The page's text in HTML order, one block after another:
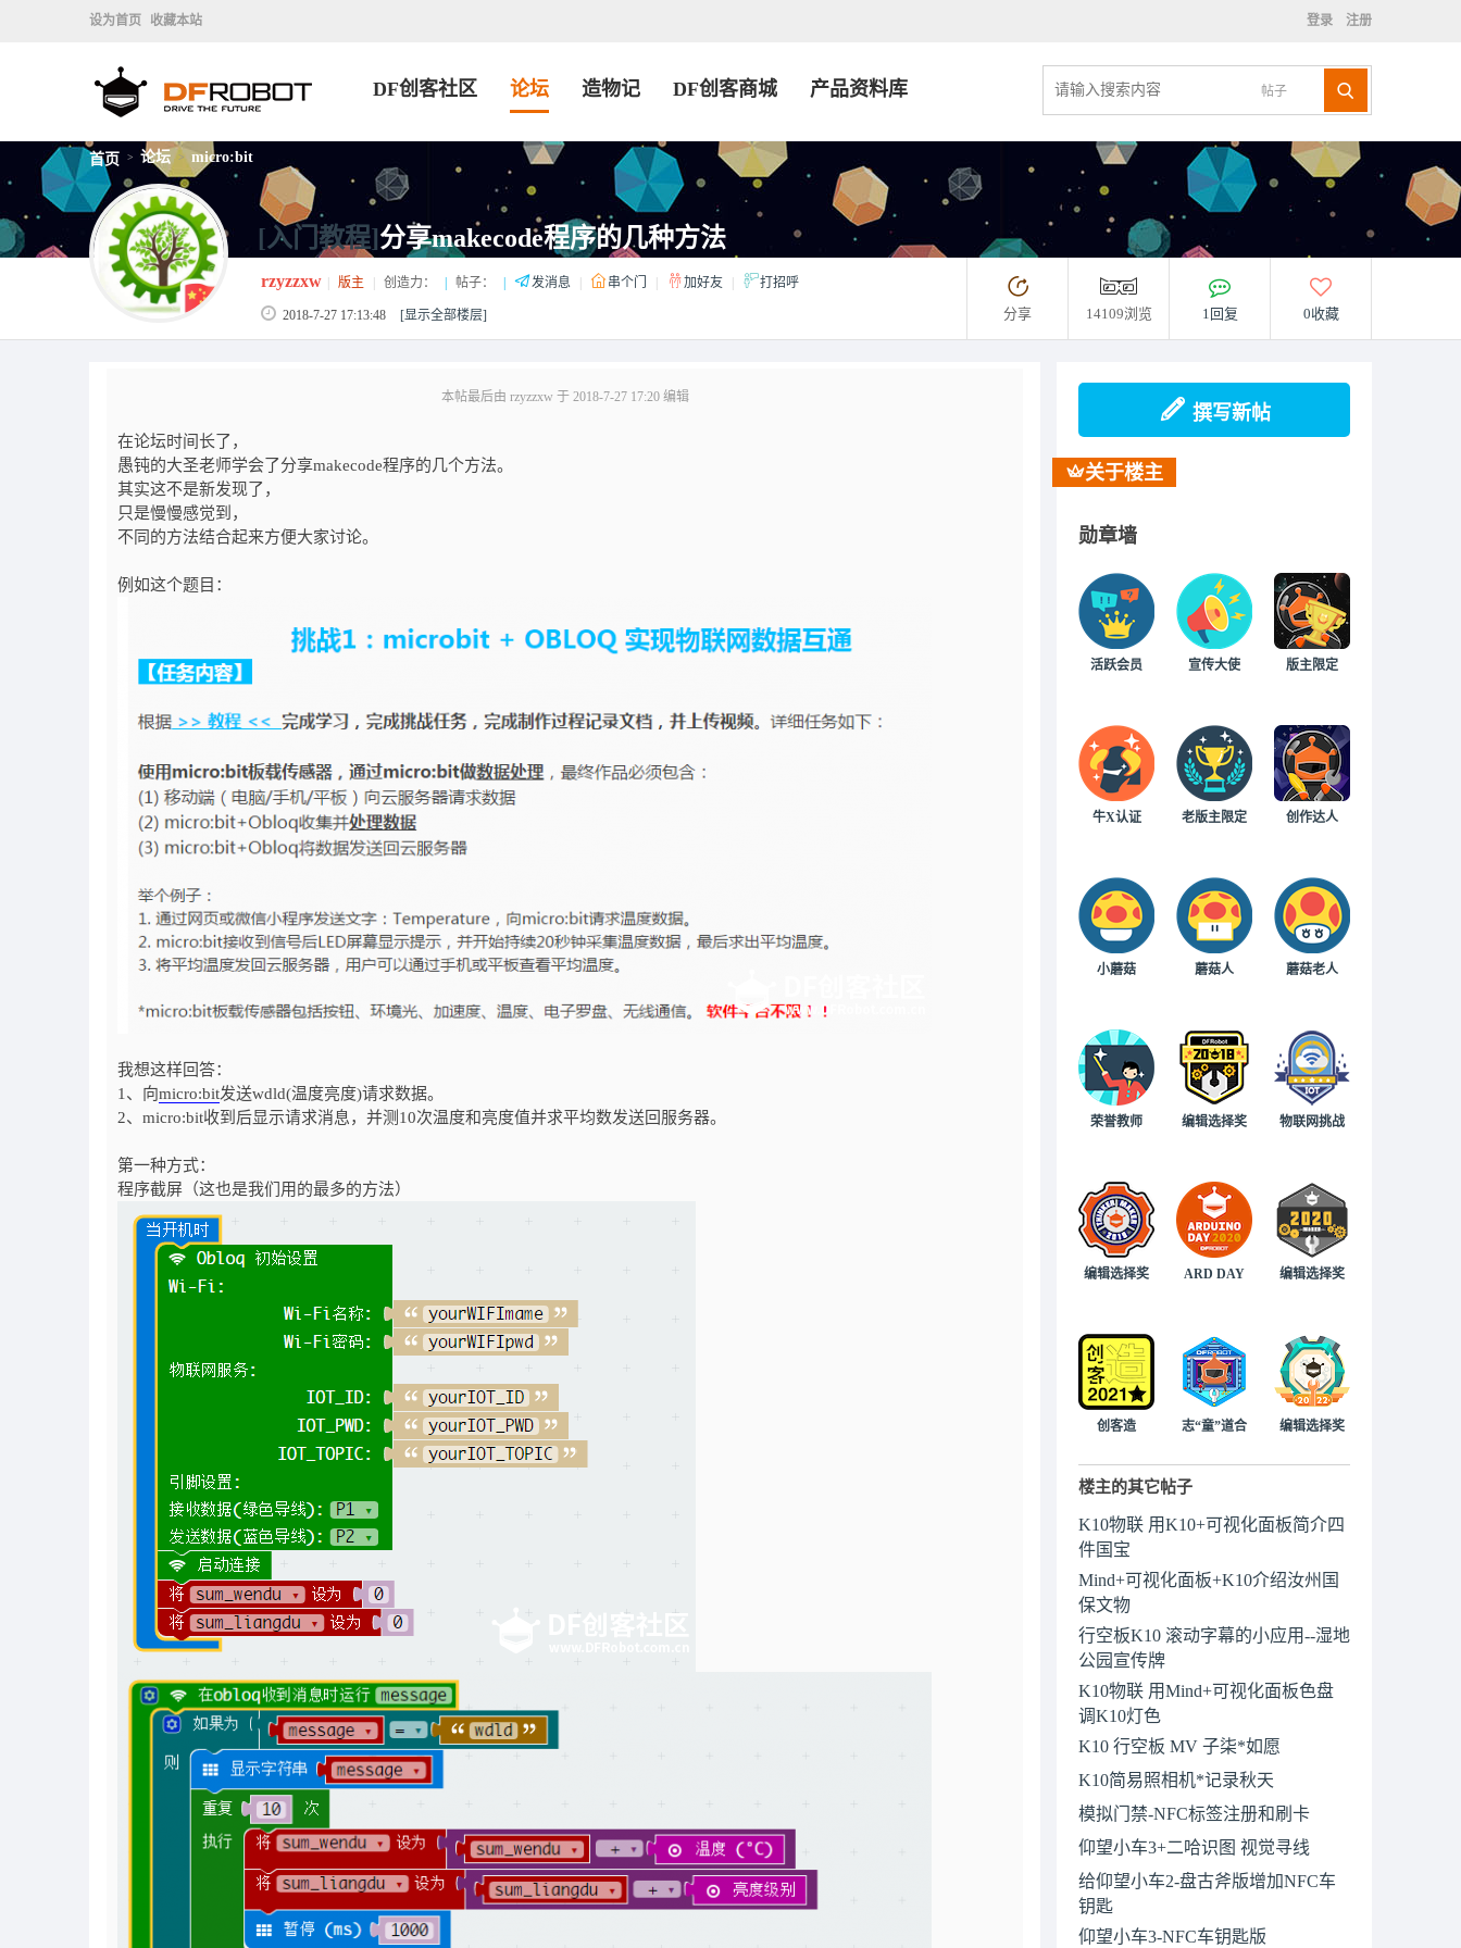
设为首页 收藏本站 登录 注册
帖子
DF创客社区 论坛 造物记 DF创客商城 产品资料库
首页 > 论坛 > micro:bit
[入门教程]分享makecode程序的几种方法
rzyzzxw 版主 创造力： 帖子： 发消息 串个门 加好友 打招呼
2018-7-27 17:13:48 [显示全部楼层] 分享 14109浏览 1回复 0收藏
本帖最后由 rzyzzxw 于 2018-7-27 17:20 编辑
在论坛时间长了，
愚钝的大圣老师学会了分享makecode程序的几个方法。
其实这不是新发现了，
只是慢慢感觉到，
不同的方法结合起来方便大家讨论。
例如这个题目：
我想这样回答：
1、向micro:bit发送wdld(温度亮度)请求数据。
2、micro:bit收到后显示请求消息，并测10次温度和亮度值并求平均数发送回服务器。
第一种方式：
程序截屏（这也是我们用的最多的方法）
撰写新帖
关于楼主
勋章墙
活跃会员 宣传大使 版主限定
牛X认证 老版主限定 创作达人
小蘑菇 蘑菇人 蘑菇老人
荣誉教师 编辑选择奖 物联网挑战
编辑选择奖 ARD DAY 编辑选择奖
创客造 志“童”道合 编辑选择奖
楼主的其它帖子
K10物联 用K10+可视化面板简介四
件国宝
Mind+可视化面板+K10介绍汝州国
保文物
行空板K10 滚动字幕的小应用--湿地
公园宣传牌
K10物联 用Mind+可视化面板色盘
调K10灯色
K10 行空板 MV 子柒*如愿
K10简易照相机*记录秋天
模拟门禁-NFC标签注册和刷卡
仰望小车3+二哈识图 视觉寻线
给仰望小车2-盘古斧版增加NFC车
钥匙
仰望小车3-NFC车钥匙版